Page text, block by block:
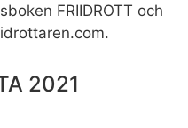
FRIIDROTT och
2021